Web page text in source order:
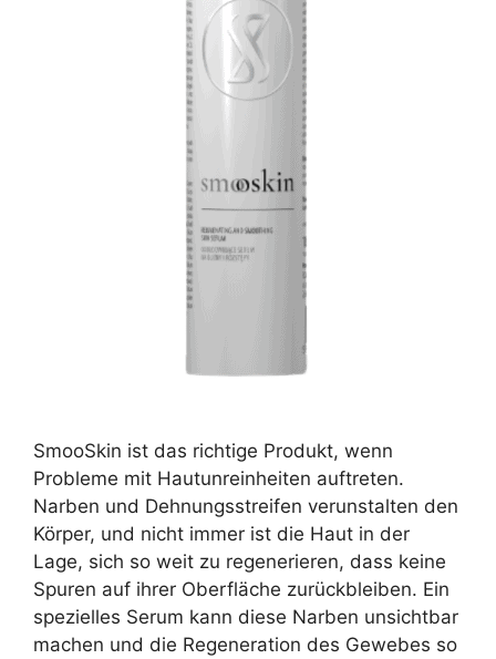
SmooSkin ist das richtige Produkt, wenn
Probleme mit Hautunreinheiten auftreten.
Narben und Dehnungsstreifen verunstalten den
Körper, und nicht immer ist die Haut in der
Lage, sich so weit zu regenerieren, dass keine
Spuren auf ihrer Oberfläche zurückbleiben. Ein
spezielles Serum kann diese Narben unsichtbar
machen und die Regeneration des Gewebes so